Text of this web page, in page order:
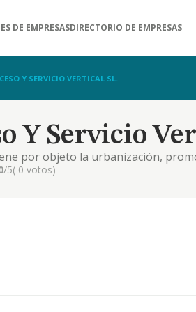
DE EMPRESASDIRECTORIO DE EMPRESAS
Y SERVICIO VERTICAL SL.
Y Servicio
por objeto la urbanización,
y limpieza de
/5( 0 votos)